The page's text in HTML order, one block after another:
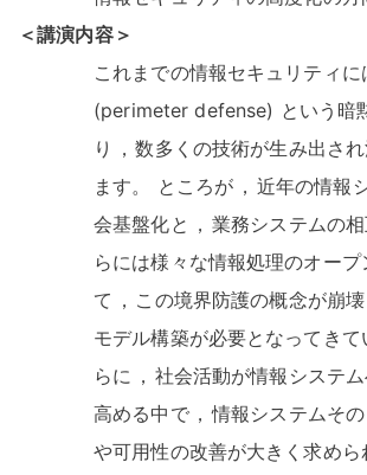
＜講演内容＞
これまでの情報セキュリティに
(perimeter defense) という暗
り
， 数多くの技術が生み出さ
ます。 ところが ， 近年の情報
会基盤化と ， 業務システムの
らには様々な情報処理のオープ
て ， この境界防護の概念が崩壊
モデル構築が必要となってきて
らに ， 社会活動が情報システ
高める中で ， 情報システムそ
や可用性の改善が大きく求めら